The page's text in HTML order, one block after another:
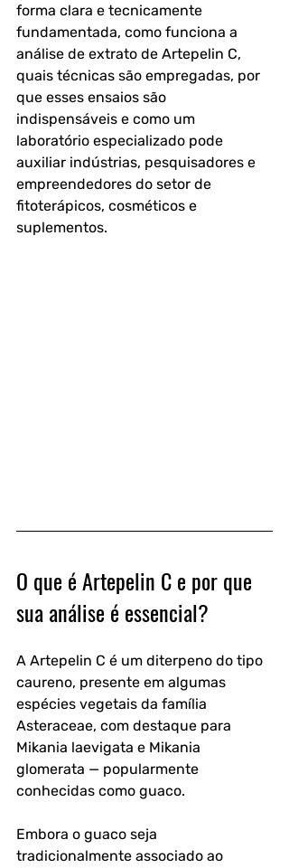
forma clara e tecnicamente
fundamentada, como funciona a
análise de extrato de Artepelin C,
quais técnicas são empregadas, por
que esses ensaios são
indispensáveis e como um
laboratório especializado pode
auxiliar indústrias, pesquisadores e
empreendedores do setor de
fitoterápicos, cosméticos e
suplementos.
O que é Artepelin C e por que
sua análise é essencial?
A Artepelin C é um diterpeno do tipo
caureno, presente em algumas
espécies vegetais da família
Asteraceae, com destaque para
Mikania laevigata e Mikania
glomerata — popularmente
conhecidas como guaco.
Embora o guaco seja
tradicionalmente associado ao